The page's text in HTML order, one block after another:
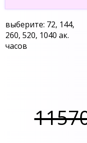
выберите: 72, 144,
260, 520, 1040 ак.
часов